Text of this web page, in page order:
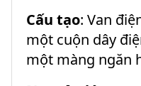
Cấu tạo: Van
một cuộn dây
một màng ngăn